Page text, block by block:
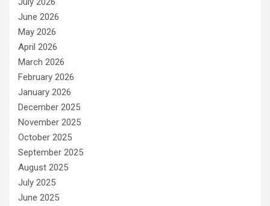
June 2026
May 2026
April 2026
March 2026
February 2026
January 2026
December 2025
November 2025
October 2025
September 2025
August 2025
July 2025
June 2025